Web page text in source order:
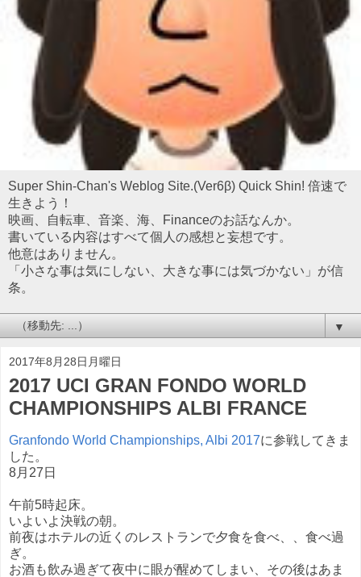
Super Shin-Chan's Weblog Site.(Ver6β) Quick Shin! 倍速で
生きよう！
映画、自転車、音楽、海、Financeのお話なんか。
書いている内容はすべて個人の感想と妄想です。
他意はありません。
「小さな事は気にしない、大きな事には気づかない」が信
条。
▼
2017年8月28日月曜日
2017 UCI GRAN FONDO WORLD
CHAMPIONSHIPS ALBI FRANCE
Granfondo World Championships, Albi 2017に参戦してきま
した。
8月27日
午前5時起床。
いよいよ決戦の朝。
前夜はホテルの近くのレストランで夕食を食べ、、食べ過
ぎ。
お酒も飲み過ぎて夜中に眼が醒めてしまい、その後はあま